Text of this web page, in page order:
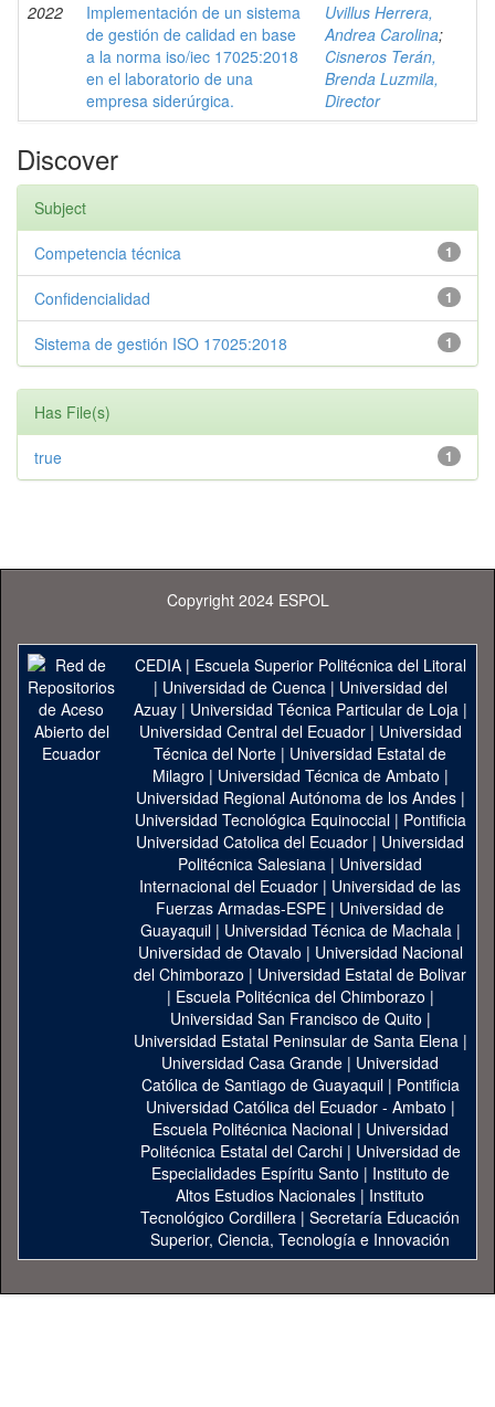
2022
Implementación de un sistema
de gestión de calidad en base
a la norma iso/iec 17025:2018
en el laboratorio de una
empresa siderúrgica.
Uvillus Herrera,
Andrea Carolina;
Cisneros Terán,
Brenda Luzmila,
Director
Discover
Subject
1
Competencia técnica
1
Confidencialidad
1
Sistema de gestión ISO 17025:2018
Has File(s)
1
true
Copyright 2024 ESPOL
CEDIA| Escuela Superior Politécnica del Litoral
| Universidad de Cuenca| Universidad del
Azuay| Universidad Técnica Particular de Loja|
Universidad Central del Ecuador| Universidad
Técnica del Norte | Universidad Estatal de
Milagro | Universidad Técnica de Ambato |
Universidad Regional Autónoma de los Andes|
Universidad Tecnológica Equinoccial| Pontificia
Universidad Catolica del Ecuador | Universidad
Politécnica Salesiana | Universidad
Internacional del Ecuador | Universidad de las
Fuerzas Armadas-ESPE | Universidad de
Guayaquil| Universidad Técnica de Machala|
Universidad de Otavalo | Universidad Nacional
del Chimborazo | Universidad Estatal de Bolivar
| Escuela Politécnica del Chimborazo |
Universidad San Francisco de Quito |
Universidad Estatal Peninsular de Santa Elena|
Universidad Casa Grande | Universidad
Católica de Santiago de Guayaquil| Pontificia
Universidad Católica del Ecuador - Ambato |
Escuela Politécnica Nacional| Universidad
Politécnica Estatal del Carchi| Universidad de
Especialidades Espíritu Santo | Instituto de
Altos Estudios Nacionales | Instituto
Tecnológico Cordillera | Secretaría Educación
Superior, Ciencia, Tecnología e Innovación